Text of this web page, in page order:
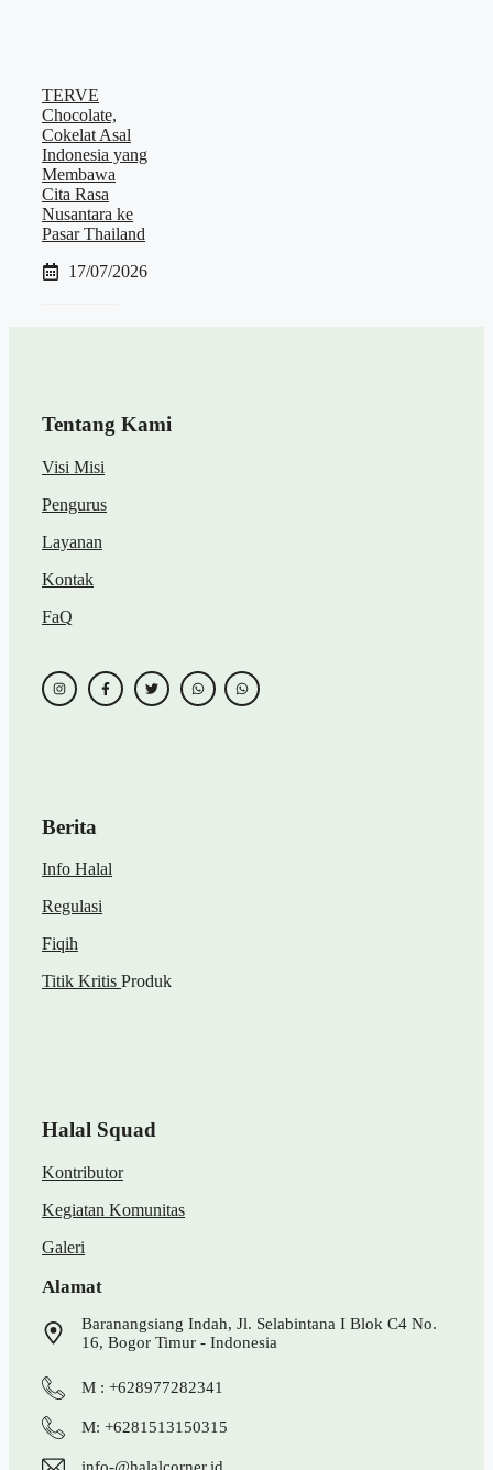
TERVE
Chocolate,
Cokelat Asal
Indonesia yang
Membawa
Cita Rasa
Nusantara ke
Pasar Thailand
17/07/2026
Tentang Kami
Visi Misi
Pengurus
Layanan
Kontak
FaQ
Berita
Info Halal
Regulasi
Fiqih
Titik Kritis Produk
Halal Squad
Kontributor
Kegiatan Komunitas
Galeri
Alamat
Baranangsiang Indah, Jl. Selabintana I Blok C4 No.
16, Bogor Timur - Indonesia
M : +628977282341
M: +6281513150315